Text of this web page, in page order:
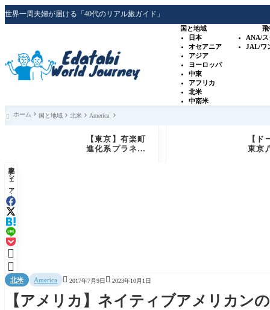
世界一周夫婦が届ける「40代のリアル旅ガイド」
国と地域
日本
オセアニア
アジア
ヨーロッパ
中東
アフリカ
北米
中南米
飛
ANA/
JAL/ワ
 ホーム 国と地域 北米 America
【東京】有楽町
進化系プラネタ
【ド
東京
記事をシェア：


北米 America  2017年7月9日  2023年10月1日
【アメリカ】ネイティブアメリカン